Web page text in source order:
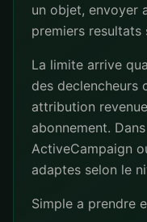
un objet, envoyer
premiers resultats
La limite arrive
des declencheurs
attribution
abonnement.
ActiveCampaign
adaptes selon le
Simple a prendre